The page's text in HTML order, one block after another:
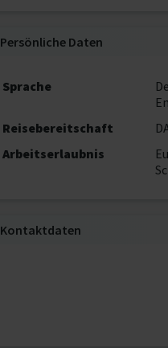
Persönliche Daten
Sprache
Reisebereitschaft
Arbeitserlaubnis
Kontaktdaten